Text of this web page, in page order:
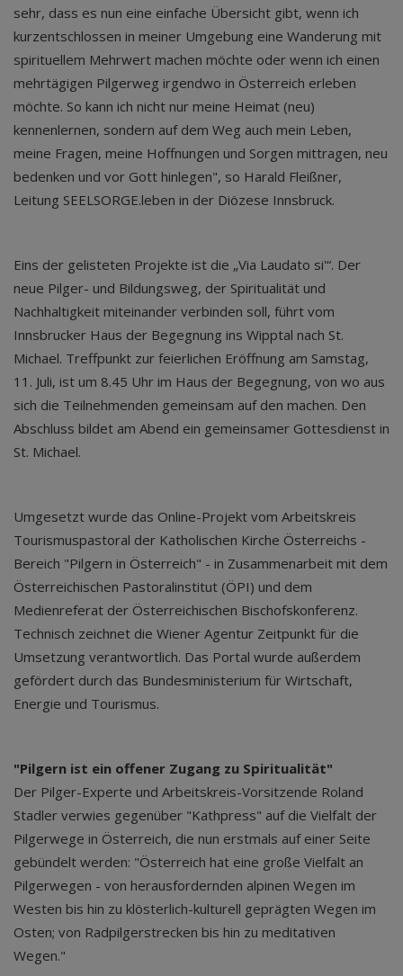
sehr, dass es nun eine einfache Übersicht gibt, wenn ich
kurzentschlossen in meiner Umgebung eine Wanderung mit
spirituellem Mehrwert machen möchte oder wenn ich einen
mehrtägigen Pilgerweg irgendwo in Österreich erleben
möchte. So kann ich nicht nur meine Heimat (neu)
kennenlernen, sondern auf dem Weg auch mein Leben,
meine Fragen, meine Hoffnungen und Sorgen mittragen, neu
bedenken und vor Gott hinlegen", so Harald Fleißner,
Leitung SEELSORGE.leben in der Diözese Innsbruck.
Eins der gelisteten Projekte ist die „Via Laudato si'“. Der
neue Pilger- und Bildungsweg, der Spiritualität und
Nachhaltigkeit miteinander verbinden soll, führt vom
Innsbrucker Haus der Begegnung ins Wipptal nach St.
Michael. Treffpunkt zur feierlichen Eröffnung am Samstag,
11. Juli, ist um 8.45 Uhr im Haus der Begegnung, von wo aus
sich die Teilnehmenden gemeinsam auf den machen. Den
Abschluss bildet am Abend ein gemeinsamer Gottesdienst in
St. Michael.
Umgesetzt wurde das Online-Projekt vom Arbeitskreis
Tourismuspastoral der Katholischen Kirche Österreichs -
Bereich "Pilgern in Österreich" - in Zusammenarbeit mit dem
Österreichischen Pastoralinstitut (ÖPI) und dem
Medienreferat der Österreichischen Bischofskonferenz.
Technisch zeichnet die Wiener Agentur Zeitpunkt für die
Umsetzung verantwortlich. Das Portal wurde außerdem
gefördert durch das Bundesministerium für Wirtschaft,
Energie und Tourismus.
"Pilgern ist ein offener Zugang zu Spiritualität"
Der Pilger-Experte und Arbeitskreis-Vorsitzende Roland
Stadler verwies gegenüber "Kathpress" auf die Vielfalt der
Pilgerwege in Österreich, die nun erstmals auf einer Seite
gebündelt werden: "Österreich hat eine große Vielfalt an
Pilgerwegen - von herausfordernden alpinen Wegen im
Westen bis hin zu klösterlich-kulturell geprägten Wegen im
Osten; von Radpilgerstrecken bis hin zu meditativen
Wegen."